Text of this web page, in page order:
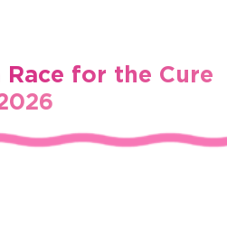
for the Cure